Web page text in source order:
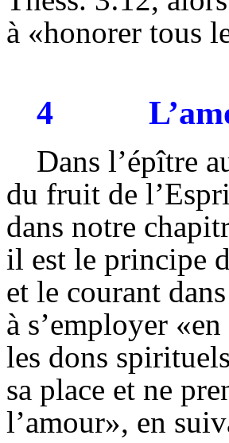
à «honorer tous
4
Dans l’épître
du fruit de
dans notre
il est le principe
et le courant
à s’employer
les dons
sa place et ne
l’amour», en